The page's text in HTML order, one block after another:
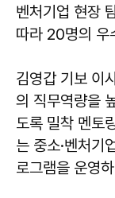
벤처기업 현장
따라 20명의 우
김영갑 기보 이
의 직무역량을
도록 밀착 멘토
는 중소·벤처기
로그램을 운영